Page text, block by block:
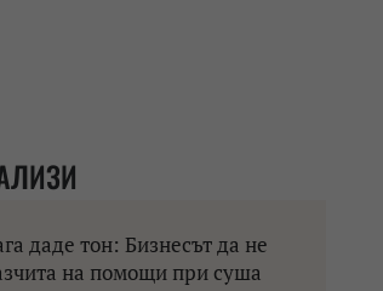
даде тон: Бизнесът да не
на помощи при суша